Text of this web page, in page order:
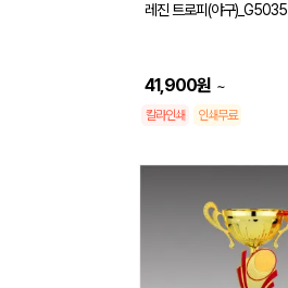
레진 트로피(야구)_G5035
41,900원 ~
칼라인쇄 인쇄무료